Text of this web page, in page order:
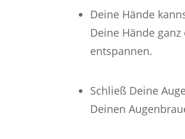
Deine Hände
Deine Hände
entspannen.
Schließ Deine
Deinen